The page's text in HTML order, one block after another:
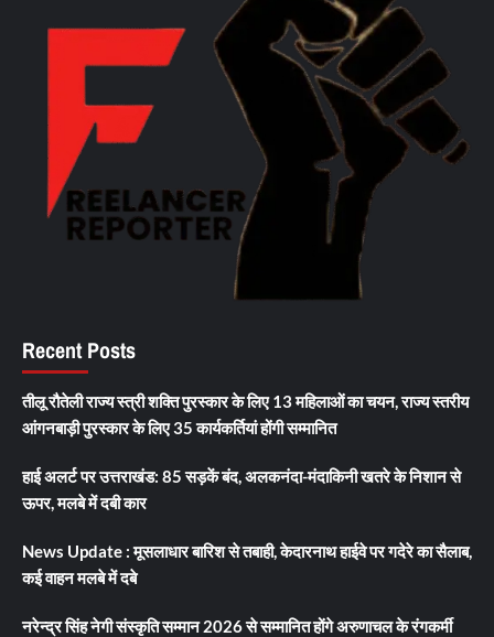
Recent Posts
तीलू रौतेली राज्य स्त्री शक्ति पुरस्कार के लिए 13 महिलाओं का चयन, राज्य स्तरीय
आंगनबाड़ी पुरस्कार के लिए 35 कार्यकर्तियां होंगी सम्मानित
हाई अलर्ट पर उत्तराखंड: 85 सड़कें बंद, अलकनंदा-मंदाकिनी खतरे के निशान से
ऊपर, मलबे में दबी कार
News Update : मूसलाधार बारिश से तबाही, केदारनाथ हाईवे पर गदेरे का सैलाब,
कई वाहन मलबे में दबे
नरेन्द्र सिंह नेगी संस्कृति सम्मान 2026 से सम्मानित होंगे अरुणाचल के रंगकर्मी